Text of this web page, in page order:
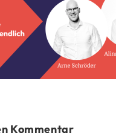
Kommentar